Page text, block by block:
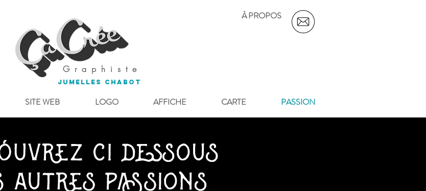
G r a p h i s t e
À PROPOS
Jumelles CHABOT
SITE WEB LOGO AFFICHE CARTE PASSION